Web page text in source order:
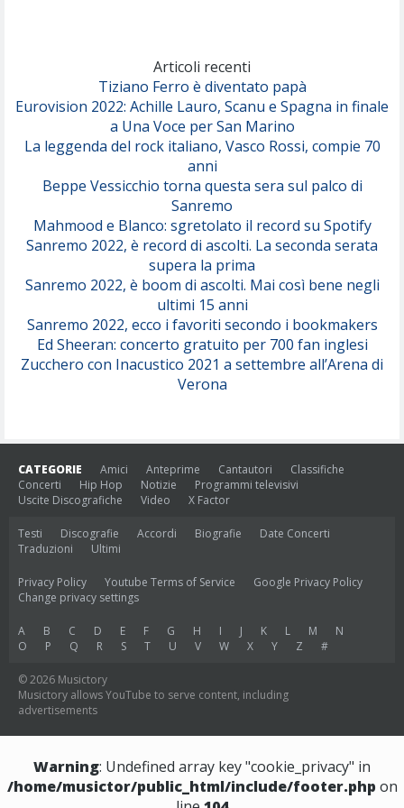
Serenamente
Articoli recenti
Tiziano Ferro è diventato papà
Eurovision 2022: Achille Lauro, Scanu e Spagna in finale
a Una Voce per San Marino
La leggenda del rock italiano, Vasco Rossi, compie 70
anni
Beppe Vessicchio torna questa sera sul palco di
Sanremo
Mahmood e Blanco: sgretolato il record su Spotify
Sanremo 2022, è record di ascolti. La seconda serata
supera la prima
Sanremo 2022, è boom di ascolti. Mai così bene negli
ultimi 15 anni
Sanremo 2022, ecco i favoriti secondo i bookmakers
Ed Sheeran: concerto gratuito per 700 fan inglesi
Zucchero con Inacustico 2021 a settembre all’Arena di
Verona
CATEGORIE Amici Anteprime Cantautori
Classifiche
Concerti
Hip Hop Notizie
Programmi televisivi
Uscite Discografiche
Video X Factor
Testi Discografie Accordi Biografie
Date Concerti
Traduzioni
Ultimi
Privacy Policy Youtube Terms of Service
Google Privacy Policy
Change privacy settings
A B C D E F G H I J K L M
N
O
P Q R S T U V W X Y Z #
© 2026 Musictory
Musictory allows YouTube to serve content, including
advertisements
Warning: Undefined array key "cookie_privacy" in
/home/musictor/public_html/include/footer.php on